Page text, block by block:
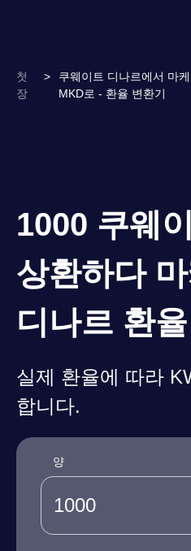
첫
장
>
쿠웨이트 디나르에서 마
MKD로 - 환율 변환기
1000 쿠웨
상환하다
디나르 환율
실제 환율에 따라
합니다.
양